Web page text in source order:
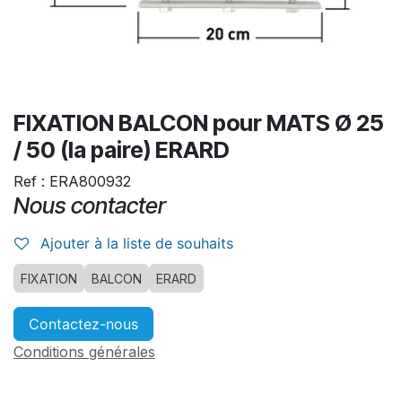
FIXATION BALCON pour MATS Ø 25
/ 50 (la paire) ERARD
Ref : ERA800932
Nous contacter
Ajouter à la liste de souhaits
FIXATION BALCON ERARD
Contactez-nous
Conditions générales